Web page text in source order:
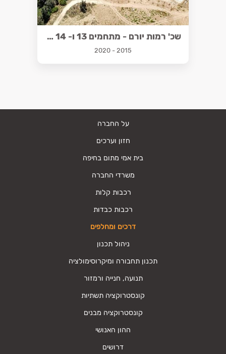
שכ' רמות יורם - מתחמים 13 ו- 14 בנתיבות
2015 - 2020
על החברה
חזון וערכים
בית אמי מתום בחיפה
משרדי החברה
רכבות קלות
רכבות כבדות
דרכים ומחלפים
ניהול תכנון
תכנון תחבורה ומיקרוסימולציה
תנועה, חנייה ורמזור
קונסטרוקציה תשתיות
קונסטרוקציה מבנים
ההון האנושי
דרושים